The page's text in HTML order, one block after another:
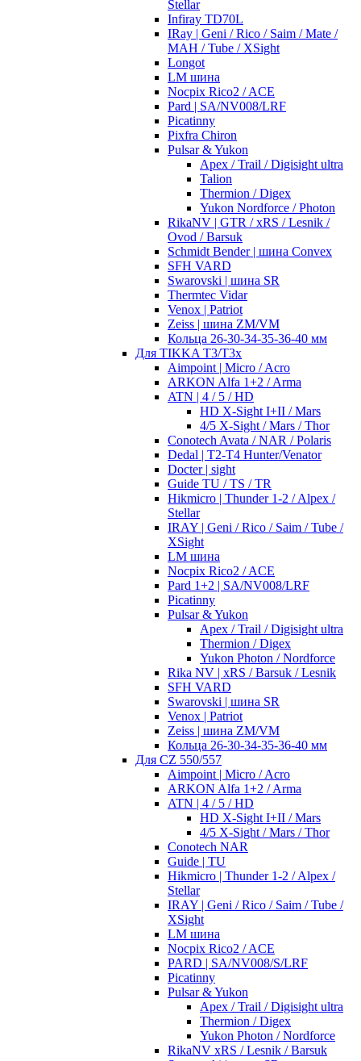
Stellar
Infiray TD70L
IRay | Geni / Rico / Saim / Mate /
MAH / Tube / XSight
Longot
LM шина
Nocpix Rico2 / ACE
Pard | SA/NV008/LRF
Picatinny
Pixfra Chiron
Pulsar & Yukon
Apex / Trail / Digisight ultra
Talion
Thermion / Digex
Yukon Nordforce / Photon
RikaNV | GTR / xRS / Lesnik /
Ovod / Barsuk
Schmidt Bender | шина Convex
SFH VARD
Swarovski | шина SR
Thermtec Vidar
Venox | Patriot
Zeiss | шина ZM/VM
Кольца 26-30-34-35-36-40 мм
Для TIKKA T3/T3x
Aimpoint | Micro / Acro
ARKON Alfa 1+2 / Arma
ATN | 4 / 5 / HD
HD X-Sight I+II / Mars
4/5 X-Sight / Mars / Thor
Conotech Avata / NAR / Polaris
Dedal | T2-T4 Hunter/Venator
Docter | sight
Guide TU / TS / TR
Hikmicro | Thunder 1-2 / Alpex /
Stellar
IRAY | Geni / Rico / Saim / Tube /
XSight
LM шина
Nocpix Rico2 / ACE
Pard 1+2 | SA/NV008/LRF
Picatinny
Pulsar & Yukon
Apex / Trail / Digisight ultra
Thermion / Digex
Yukon Photon / Nordforce
Rika NV | xRS / Barsuk / Lesnik
SFH VARD
Swarovski | шина SR
Venox | Patriot
Zeiss | шина ZM/VM
Кольца 26-30-34-35-36-40 мм
Для CZ 550/557
Aimpoint | Micro / Acro
ARKON Alfa 1+2 / Arma
ATN | 4 / 5 / HD
HD X-Sight I+II / Mars
4/5 X-Sight / Mars / Thor
Conotech NAR
Guide | TU
Hikmicro | Thunder 1-2 / Alpex /
Stellar
IRAY | Geni / Rico / Saim / Tube /
XSight
LM шина
Nocpix Rico2 / ACE
PARD | SA/NV008/S/LRF
Picatinny
Pulsar & Yukon
Apex / Trail / Digisight ultra
Thermion / Digex
Yukon Photon / Nordforce
RikaNV xRS / Lesnik / Barsuk